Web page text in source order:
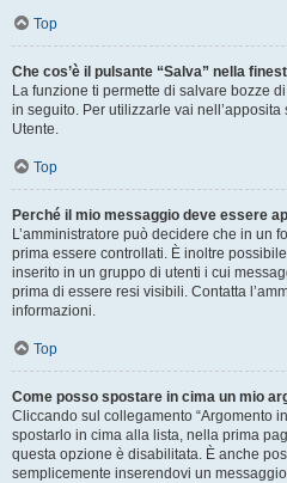
Top
Che cos’è il pulsante “Salva” nella
La funzione ti permette di salvare bozze
in seguito. Per utilizzarle vai
Utente.
Top
Perché il mio messaggio deve essere
L’amministratore può decidere che in un
prima essere controllati. È inoltre
inserito in un gruppo di utenti i cui
prima di essere resi visibili. Contatta
informazioni.
Top
Come posso spostare in cima un mio
Cliccando sul collegamento “Argomento
spostarlo in cima alla lista, nella prima
questa opzione è disabilitata. È anche
semplicemente inserendovi un